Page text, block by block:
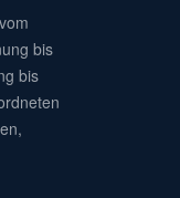
bis
bis